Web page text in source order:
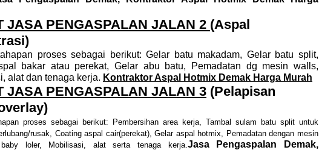
JASA PENGASPALAN JALAN 2 (Aspal
proses sebagai berikut: Gelar batu makadam, Gelar batu split,
bakar atau perekat, Gelar abu batu, Pemadatan dg mesin walls,
alat dan tenaga kerja. Kontraktor Aspal Hotmix Demak Harga Murah
JASA PENGASPALAN JALAN 3 (Pelapisan
proses sebagai berikut: Pembersihan area kerja, Tambal sulam batu split untuk
rusak, Coating aspal cair(perekat), Gelar aspal hotmix, Pemadatan dengan mesin
loler, Mobilisasi, alat serta tenaga kerja.Jasa Pengaspalan Demak,